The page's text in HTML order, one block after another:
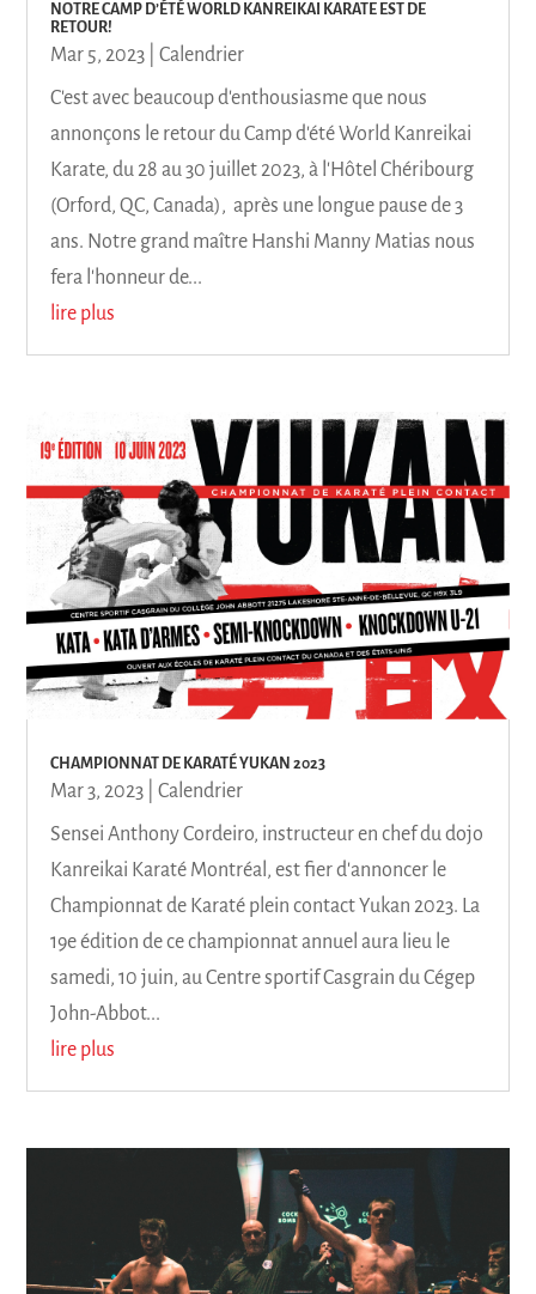
NOTRE CAMP D’ÉTÉ WORLD KANREIKAI KARATE EST DE
RETOUR!
Mar 5, 2023 |Calendrier
C'est avec beaucoup d'enthousiasme que nous
annonçons le retour du Camp d'été World Kanreikai
Karate, du 28 au 30 juillet 2023, à l'Hôtel Chéribourg
(Orford, QC, Canada), après une longue pause de 3
ans. Notre grand maître Hanshi Manny Matias nous
fera l'honneur de...
lire plus
CHAMPIONNAT DE KARATÉ YUKAN 2023
Mar 3, 2023 |Calendrier
Sensei Anthony Cordeiro, instructeur en chef du dojo
Kanreikai Karaté Montréal, est fier d'annoncer le
Championnat de Karaté plein contact Yukan 2023. La
19e édition de ce championnat annuel aura lieu le
samedi, 10 juin, au Centre sportif Casgrain du Cégep
John-Abbot...
lire plus